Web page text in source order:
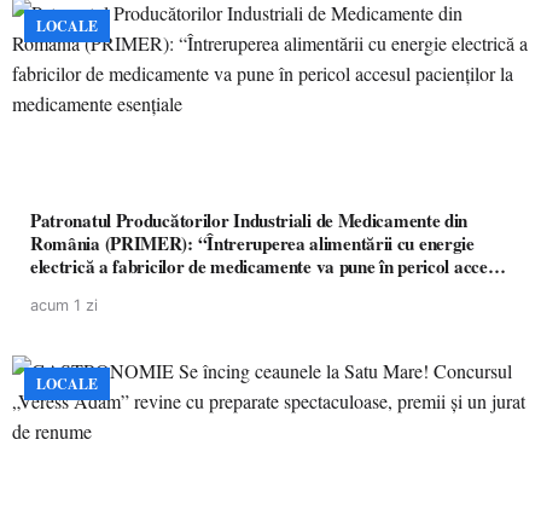
LOCALE
Patronatul Producătorilor Industriali de Medicamente din
România (PRIMER): “Întreruperea alimentării cu energie
electrică a fabricilor de medicamente va pune în pericol accesul
acum 1 zi
LOCALE